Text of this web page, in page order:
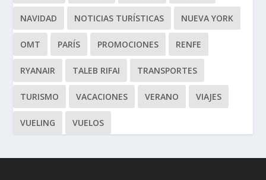
NAVIDAD NOTICIAS TURÍSTICAS NUEVA YORK
OMT PARÍS PROMOCIONES RENFE
RYANAIR TALEB RIFAI TRANSPORTES
TURISMO VACACIONES VERANO VIAJES
VUELING VUELOS